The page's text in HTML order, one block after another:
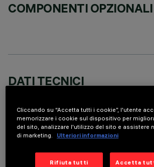
COMPONENTI OPZIONALI
DATI TECNICI
DESCRIZIONE
Direct light luminaire, designed to use
lamps. Ceiling- and wall-mounted. Consists
supports for installation (to be ordered
Cliccando su “Accetta tutti i cookie”, l'utente
memorizzare i cookie sul dispositivo per
del sito, analizzare l'utilizzo del sito e assistere
di marketing.
Ulteriori informazioni
Rifiuta tutti Accetta